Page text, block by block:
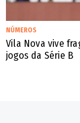
NÚMEROS
Vila Nova vive
jogos da Série B